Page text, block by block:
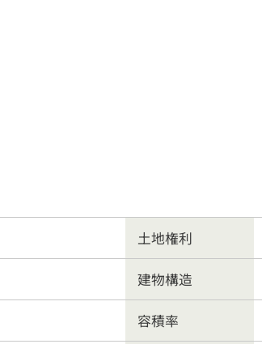
土地権利
建物構造
容積率
事業物件
会社案内